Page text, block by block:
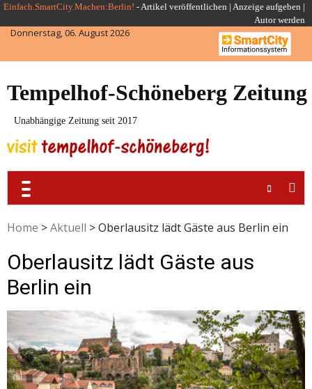
Skip
to
content
Einfach.SmartCity.Machen:Berlin! -Artikel veröffentlichen | Anzeige aufgeben |
Autor werden
Donnerstag, 06. August 2026
Tempelhof-Schöneberg Zeitung
Unabhängige Zeitung seit 2017
Home >Aktuell >Oberlausitz lädt Gäste aus Berlin ein
Oberlausitz lädt Gäste aus
Berlin ein